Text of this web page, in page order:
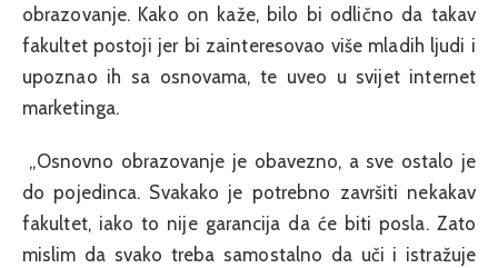
obrazovanje. Kako on kaže, bilo bi odlično da takav
fakultet postoji jer bi zainteresovao više mladih ljudi i
upoznao ih sa osnovama, te uveo u svijet internet
marketinga.
„Osnovno obrazovanje je obavezno, a sve ostalo je
do pojedinca. Svakako je potrebno završiti nekakav
fakultet, iako to nije garancija da će biti posla. Zato
mislim da svako treba samostalno da uči i istražuje